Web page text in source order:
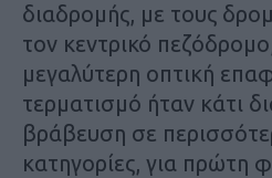
διαδρομής, με τους
τον κεντρικό
μεγαλύτερη οπτική
τερματισμό ήταν κάτι
βράβευση σε
κατηγορίες, για πρώτη